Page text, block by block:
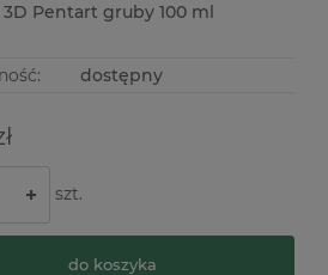
3D Pentart gruby 100 ml
dostępny
+ szt.
do koszyka